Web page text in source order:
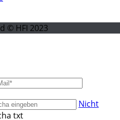
© HFI 2023
Nicht